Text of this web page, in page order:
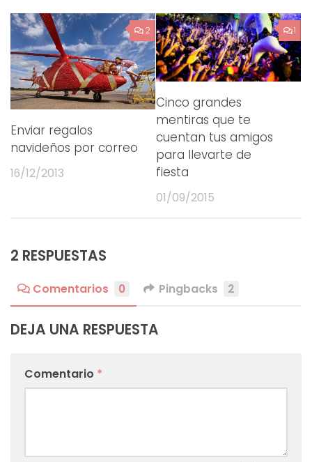
2
Enviar regalos
navideños por correo
16/12/2013
1
Cinco grandes
mentiras que te
cuentan tus amigos
para llevarte de
fiesta
01/09/2015
2 RESPUESTAS
Comentarios 0 Pingbacks 2
DEJA UNA RESPUESTA
Comentario *